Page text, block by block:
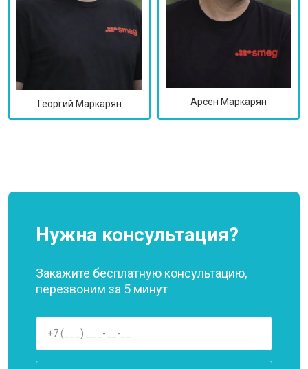
Георгий Маркарян Арсен Маркарян
Нужна консультация?
Закажите бесплатную консультацию,
перезвоним за 5 минут